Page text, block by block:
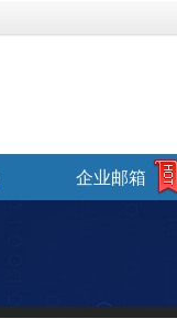
企业邮箱